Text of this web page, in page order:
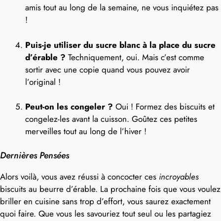
amis tout au long de la semaine, ne vous inquiétez pas
!
Puis-je utiliser du sucre blanc à la place du sucre
d’érable ? Techniquement, oui. Mais c’est comme
sortir avec une copie quand vous pouvez avoir
l’original !
Peut-on les congeler ? Oui ! Formez des biscuits et
congelez-les avant la cuisson. Goûtez ces petites
merveilles tout au long de l’hiver !
Dernières Pensées
Alors voilà, vous avez réussi à concocter ces incroyables
biscuits au beurre d’érable. La prochaine fois que vous voulez
briller en cuisine sans trop d’effort, vous saurez exactement
quoi faire. Que vous les savouriez tout seul ou les partagiez